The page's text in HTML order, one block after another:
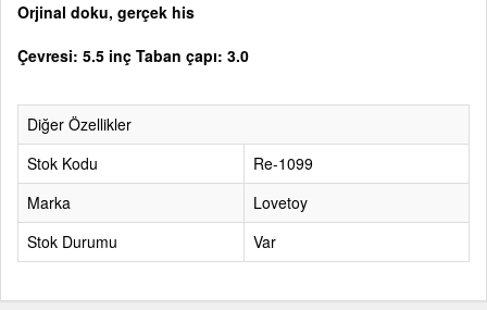
Orjinal doku, gerçek his
Çevresi: 5.5 inç Taban çapı: 3.0
Diğer Özellikler
Stok Kodu
Re-1099
Marka
Lovetoy
Stok Durumu
Var